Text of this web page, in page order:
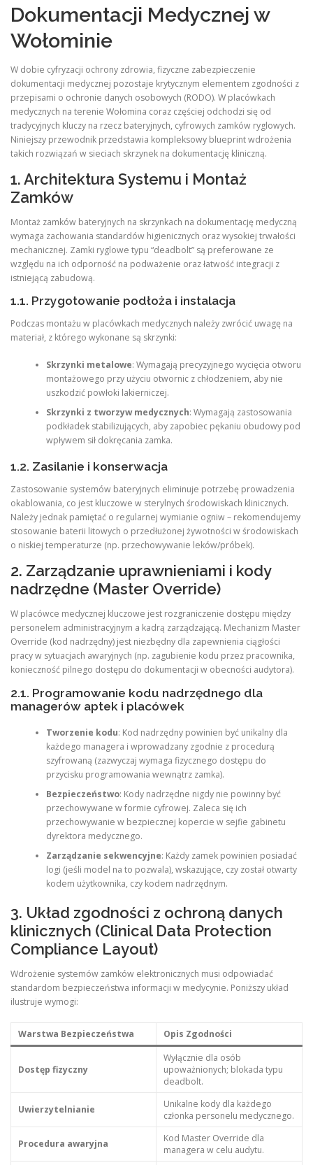
Dokumentacji Medycznej w
Wołominie
W dobie cyfryzacji ochrony zdrowia, fizyczne zabezpieczenie
dokumentacji medycznej pozostaje krytycznym elementem zgodności z
przepisami o ochronie danych osobowych (RODO). W placówkach
medycznych na terenie Wołomina coraz częściej odchodzi się od
tradycyjnych kluczy na rzecz bateryjnych, cyfrowych zamków ryglowych.
Niniejszy przewodnik przedstawia kompleksowy blueprint wdrożenia
takich rozwiązań w sieciach skrzynek na dokumentację kliniczną.
1. Architektura Systemu i Montaż
Zamków
Montaż zamków bateryjnych na skrzynkach na dokumentację medyczną
wymaga zachowania standardów higienicznych oraz wysokiej trwałości
mechanicznej. Zamki ryglowe typu “deadbolt” są preferowane ze
względu na ich odporność na podważenie oraz łatwość integracji z
istniejącą zabudową.
1.1. Przygotowanie podłoża i instalacja
Podczas montażu w placówkach medycznych należy zwrócić uwagę na
materiał, z którego wykonane są skrzynki:
Skrzynki metalowe: Wymagają precyzyjnego wycięcia otworu
montażowego przy użyciu otwornic z chłodzeniem, aby nie
uszkodzić powłoki lakierniczej.
Skrzynki z tworzyw medycznych: Wymagają zastosowania
podkładek stabilizujących, aby zapobiec pękaniu obudowy pod
wpływem sił dokręcania zamka.
1.2. Zasilanie i konserwacja
Zastosowanie systemów bateryjnych eliminuje potrzebę prowadzenia
okablowania, co jest kluczowe w sterylnych środowiskach klinicznych.
Należy jednak pamiętać o regularnej wymianie ogniw – rekomendujemy
stosowanie baterii litowych o przedłużonej żywotności w środowiskach
o niskiej temperaturze (np. przechowywanie leków/próbek).
2. Zarządzanie uprawnieniami i kody
nadrzędne (Master Override)
W placówce medycznej kluczowe jest rozgraniczenie dostępu między
personelem administracyjnym a kadrą zarządzającą. Mechanizm Master
Override (kod nadrzędny) jest niezbędny dla zapewnienia ciągłości
pracy w sytuacjach awaryjnych (np. zagubienie kodu przez pracownika,
konieczność pilnego dostępu do dokumentacji w obecności audytora).
2.1. Programowanie kodu nadrzędnego dla
managerów aptek i placówek
Tworzenie kodu: Kod nadrzędny powinien być unikalny dla
każdego managera i wprowadzany zgodnie z procedurą
szyfrowaną (zazwyczaj wymaga fizycznego dostępu do
przycisku programowania wewnątrz zamka).
Bezpieczeństwo: Kody nadrzędne nigdy nie powinny być
przechowywane w formie cyfrowej. Zaleca się ich
przechowywanie w bezpiecznej kopercie w sejfie gabinetu
dyrektora medycznego.
Zarządzanie sekwencyjne: Każdy zamek powinien posiadać
logi (jeśli model na to pozwala), wskazujące, czy został otwarty
kodem użytkownika, czy kodem nadrzędnym.
3. Układ zgodności z ochroną danych
klinicznych (Clinical Data Protection
Compliance Layout)
Wdrożenie systemów zamków elektronicznych musi odpowiadać
standardom bezpieczeństwa informacji w medycynie. Poniższy układ
ilustruje wymogi:
Warstwa Bezpieczeństwa Opis Zgodności
Dostęp fizyczny
Wyłącznie dla osób
upoważnionych; blokada typu
deadbolt.
Uwierzytelnianie
Unikalne kody dla każdego
członka personelu medycznego.
Procedura awaryjna
Kod Master Override dla
managera w celu audytu.